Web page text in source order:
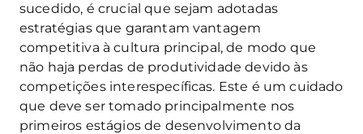
sucedido, é crucial que sejam adotadas
estratégias que garantam vantagem
competitiva à cultura principal, de modo que
não haja perdas de produtividade devido às
competições interespecíficas. Este é um cuidado
que deve ser tomado principalmente nos
primeiros estágios de desenvolvimento da